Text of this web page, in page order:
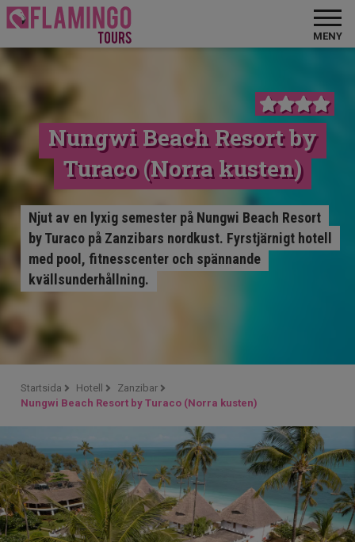
MENY
Nungwi Beach Resort by
Turaco (Norra kusten)
Njut av en lyxig semester på Nungwi Beach Resort
by Turaco på Zanzibars nordkust. Fyrstjärnigt hotell
med pool, fitnesscenter och spännande
kvällsunderhållning.
Startsida Hotell
Zanzibar
Nungwi Beach Resort by Turaco (Norra kusten)